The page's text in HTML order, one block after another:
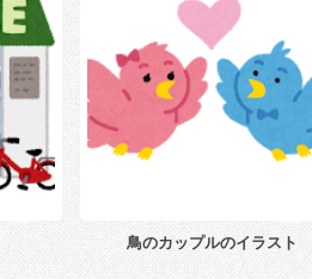
鳥のカップルのイラスト